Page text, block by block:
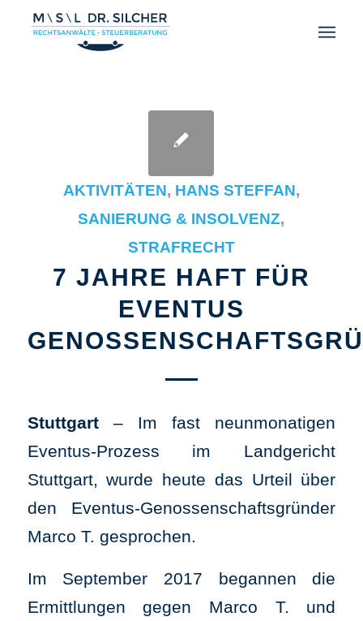
AKTIVITÄTEN, HANS STEFFAN,
SANIERUNG & INSOLVENZ,
STRAFRECHT
7 JAHRE HAFT FÜR
EVENTUS
Stuttgart– Im fast neunmonatigen
Eventus-Prozess im Landgericht
Stuttgart, wurde heute das Urteil über
den Eventus-Genossenschaftsgründer
Marco T. gesprochen.
Im September 2017 begannen die
Ermittlungen gegen Marco T. und